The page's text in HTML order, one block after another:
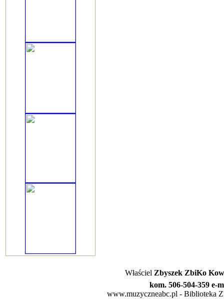
Właściel Zbyszek ZbiKo
kom. 506-504-359 e-
www.muzyczneabc.pl - Biblioteka